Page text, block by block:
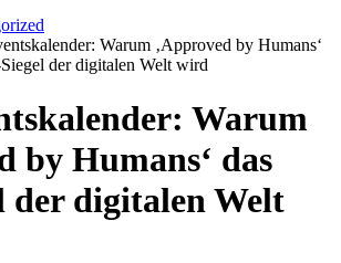
Warum ‚Approved by Humans‘
der digitalen Welt wird
Warum
by Humans‘ das
der digitalen Welt